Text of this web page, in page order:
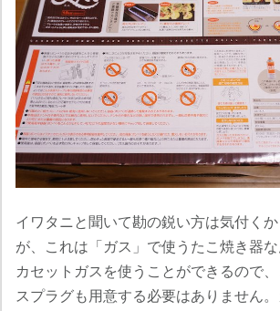
イワタニと聞いて勘の鋭い方は気付く
が、これは「ガス」で使うたこ焼き器
カセットガスを使うことができるので
スプラグも用意する必要はありません